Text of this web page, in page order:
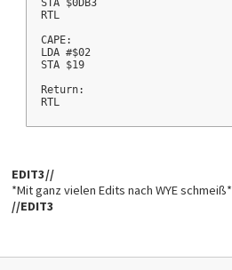
STA $0DB3
RTL
CAPE:
LDA #$02
STA $19
Return:
RTL
EDIT3//
*Mit ganz vielen Edits nach WYE schmeiß*
//EDIT3